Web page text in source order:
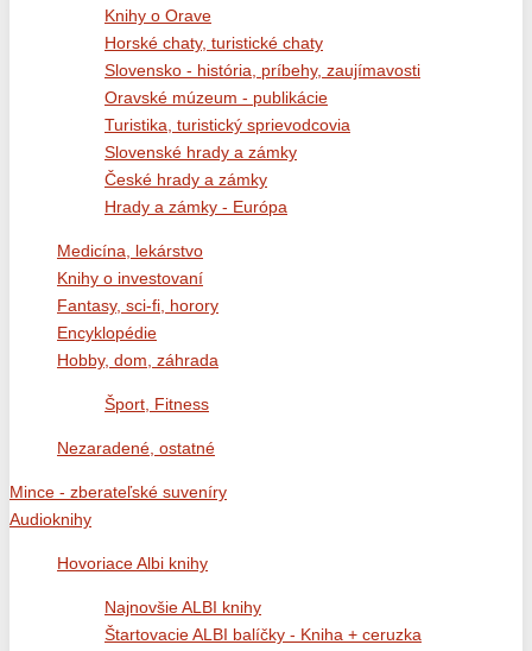
Knihy o Orave
Horské chaty, turistické chaty
Slovensko - história, príbehy, zaujímavosti
Oravské múzeum - publikácie
Turistika, turistický sprievodcovia
Slovenské hrady a zámky
České hrady a zámky
Hrady a zámky - Európa
Medicína, lekárstvo
Knihy o investovaní
Fantasy, sci-fi, horory
Encyklopédie
Hobby, dom, záhrada
Šport, Fitness
Nezaradené, ostatné
Mince - zberateľské suveníry
Audioknihy
Hovoriace Albi knihy
Najnovšie ALBI knihy
Štartovacie ALBI balíčky - Kniha + ceruzka